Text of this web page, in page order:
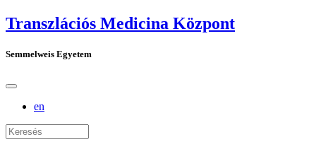
Transzlációs Medicina Központ
Semmelweis Egyetem
en